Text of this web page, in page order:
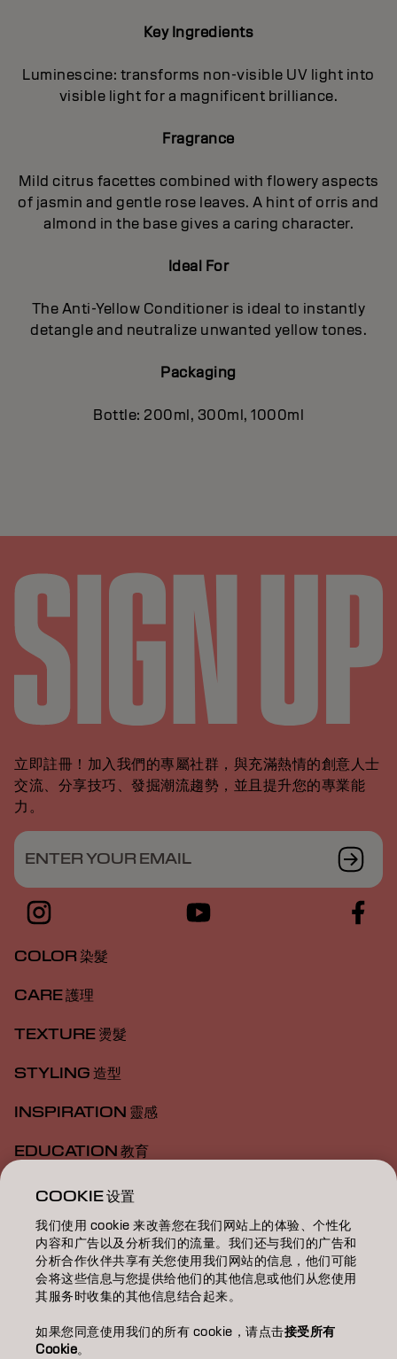
Key Ingredients
Luminescine: transforms non-visible UV light into
visible light for a magnificent brilIiance.
Fragrance
Mild citrus facettes combined with flowery aspects
of jasmin and gentle rose leaves. A hint of orris and
almond in the base gives a caring character.
Ideal For
The Anti-Yellow Conditioner is ideal to instantly
detangle and neutralize unwanted yellow tones.
Packaging
Bottle: 200ml, 300ml, 1000ml
立即註冊！加入我們的專屬社群，與充滿熱情的創意人士
交流、分享技巧、發掘潮流趨勢，並且提升您的專業能
力。
ENTER YOUR EMAIL
COLOR 染髮
CARE 護理
TEXTURE 燙髮
STYLING 造型
INSPIRATION 靈感
EDUCATION 教育
ABOUT 關於我們
SALON FINDER 搜尋髮廊
BECOME A PARTNER 成為合作夥伴
CONTACT US 聯絡我們
COOKIE 设置
我们使用 cookie 来改善您在我们网站上的体验、个性化
内容和广告以及分析我们的流量。我们还与我们的广告和
分析合作伙伴共享有关您使用我们网站的信息，他们可能
会将这些信息与您提供给他们的其他信息或他们从您使用
其服务时收集的其他信息结合起来。
如果您同意使用我们的所有 cookie，请点击接受所有
Cookie。